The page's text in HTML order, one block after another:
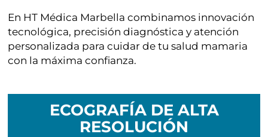
En HT Médica Marbella combinamos innovación
tecnológica, precisión diagnóstica y atención
personalizada para cuidar de tu salud mamaria
con la máxima confianza.
ECOGRAFÍA DE ALTA
RESOLUCIÓN